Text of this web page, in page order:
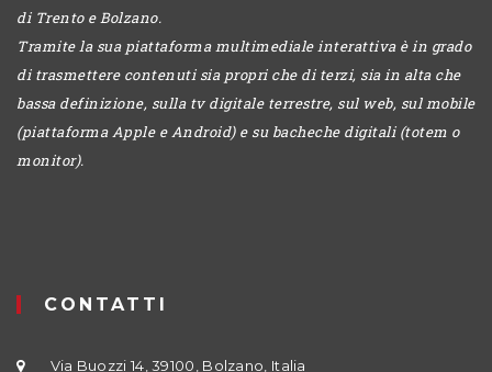
di Trento e Bolzano.
Tramite la sua piattaforma multimediale interattiva è in grado
di trasmettere contenuti sia propri che di terzi, sia in alta che
bassa definizione, sulla tv digitale terrestre, sul web, sul mobile
(piattaforma Apple e Android) e su bacheche digitali (totem o
monitor).
CONTATTI
Via Buozzi 14, 39100, Bolzano, Italia